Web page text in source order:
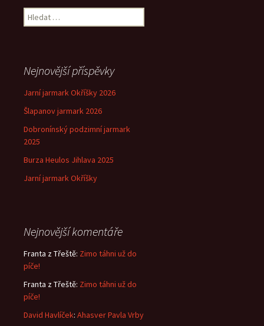
Vyhledávání
Nejnovější příspěvky
Jarní jarmark Okříšky 2026
Šlapanov jarmark 2026
Dobronínský podzimní jarmark
2025
Burza Heulos Jihlava 2025
Jarní jarmark Okříšky
Nejnovější komentáře
Franta z Třeště: Zimo táhni už do
píče!
Franta z Třeště: Zimo táhni už do
píče!
David Havlíček: Ahasver Pavla Vrby